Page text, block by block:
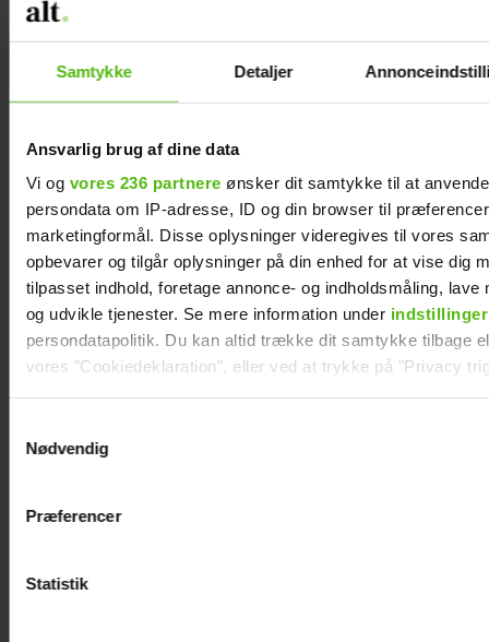
Samtykke Detaljer
Ansvarlig brug af dine data
Vi og vores 236 partnere ønsker dit samtykke til at
persondata om IP-adresse, ID og din browser til
marketingformål. Disse oplysninger videregives til vores
opbevarer og tilgår oplysninger på din enhed for at vise dig
tilpasset indhold, foretage annonce- og indholdsmåling, lave
og udvikle tjenester. Se mere information under indstillinger
persondatapolitik. Du kan altid trække dit samtykke tilbage
vores "Cookiedeklaration", eller ved at trykke på "Privacy
Vi anvender egne cookies og cookies fra tredjeparter til at
generere statistik og huske dine præferencer samt til brug
Nødvendig
Præferencer
Statistik